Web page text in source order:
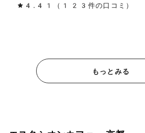
4.41（123件の口コミ）
もっとみる